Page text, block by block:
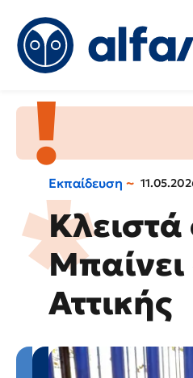
Εκπαίδευση
Κλειστά
Αττικής